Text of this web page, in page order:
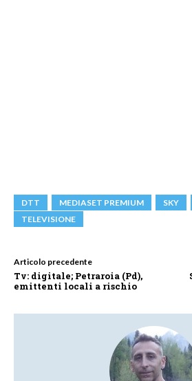
DTT MEDIASET PREMIUM SKY
TELEVISIONE
Articolo precedente
Tv: digitale; Petraroia (Pd),
emittenti locali a rischio